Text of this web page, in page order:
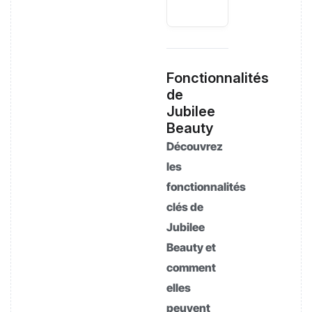
Fonctionnalités
de
Jubilee
Beauty
Découvrez
les
fonctionnalités
clés de
Jubilee
Beauty et
comment
elles
peuvent